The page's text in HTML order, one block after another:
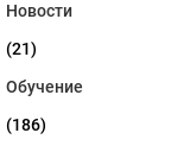
Новости
(21)
Обучение
(186)